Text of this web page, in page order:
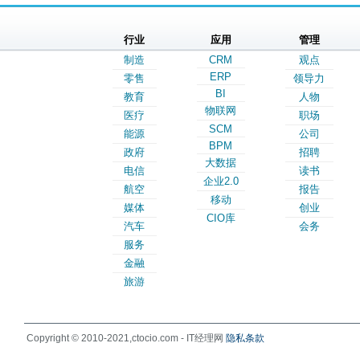
行业
制造
零售
教育
医疗
能源
政府
电信
航空
媒体
汽车
服务
金融
旅游
应用
CRM
ERP
BI
物联网
SCM
BPM
大数据
企业2.0
移动
CIO库
管理
观点
领导力
人物
职场
公司
招聘
读书
报告
创业
会务
Copyright © 2010-2021,ctocio.com - IT经理网 隐私条款